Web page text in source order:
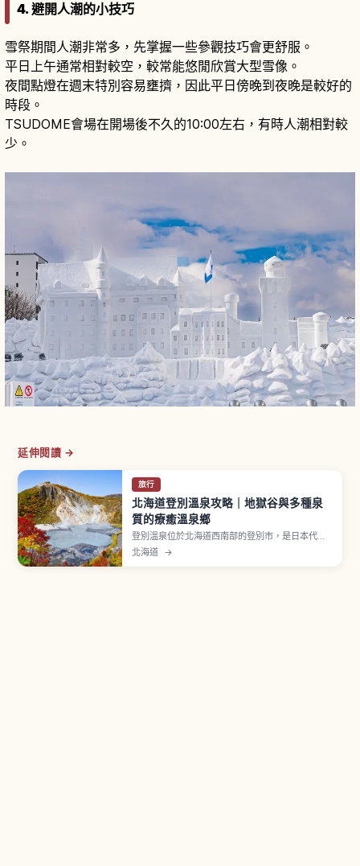
4. 避開人潮的小技巧
雪祭期間人潮非常多，先掌握一些參觀技巧會更舒服。
平日上午通常相對較空，較常能悠閒欣賞大型雪像。
夜間點燈在週末特別容易壅擠，因此平日傍晚到夜晚是較好的
時段。
TSUDOME會場在開場後不久的10:00左右，有時人潮相對較
少。
延伸閱讀 →
旅行
北海道登別溫泉攻略｜地獄谷與多種泉
質的療癒溫泉鄉
登別溫泉位於北海道西南部的登別市，是日本代表
性的溫泉鄉之一，以「溫泉百貨」之名聞名，常見
北海道 →